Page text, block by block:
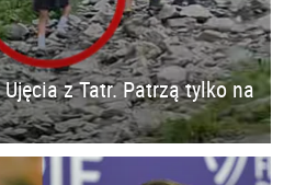
Ujęcia z Tatr. Patrzą tylko na